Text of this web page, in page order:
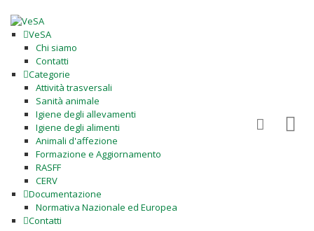
VeSA
Chi siamo
Contatti
Categorie
Attività trasversali
Sanità animale
Igiene degli allevamenti
Igiene degli alimenti
Animali d'affezione
Formazione e Aggiornamento
RASFF
CERV
Documentazione
Normativa Nazionale ed Europea
Contatti